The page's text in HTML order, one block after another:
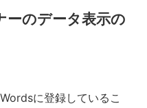
ーのデータ表示の
に登録しているこ